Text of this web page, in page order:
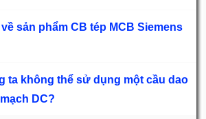
sản phẩm CB tép MCB Siemens
ta không thể sử dụng một cầu dao
DC?